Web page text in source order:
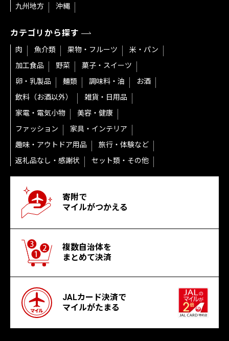
九州地方
沖縄
カテゴリから探す
肉 魚介類 果物・フルーツ
米・パン
加工食品
野菜
菓子・スイーツ
卵・乳製品
麺類 調味料・油
お酒
飲料（お酒以外）
雑貨・日用品
家電・電気小物
美容・健康
ファッション
家具・インテリア
趣味・アウトドア用品
旅行・体験など
返礼品なし・感謝状
セット類・その他
寄附で
マイルがつかえる
複数自治体を
まとめて決済
JALカード決済で
マイルがたまる